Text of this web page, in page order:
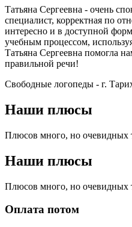
Татьяна Сергеевна - очень
специалист, корректная по
интересно и в доступной
учебным процессом,
Татьяна Сергеевна помогла
правильной речи!
Свободные логопеды - г.
Наши плюсы
Плюсов много, но очевидных
Наши плюсы
Плюсов много, но очевидных
Оплата потом